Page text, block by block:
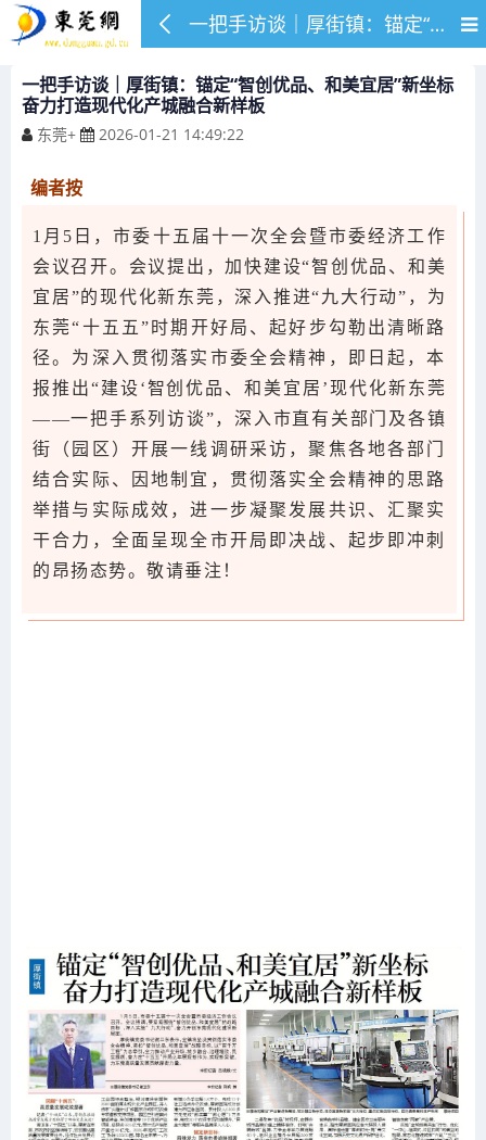
一把手访谈｜厚街镇：锚定“智创优品、和美宜居”新坐标 奋力打造现代化产城融合新样板
一把手访谈｜厚街镇：锚定“智创优品、和美宜居”新坐标
奋力打造现代化产城融合新样板
东莞+ 2026-01-21 14:49:22
编者按
1月5日，市委十五届十一次全会暨市委经济工作
会议召开。会议提出，加快建设“智创优品、和美
宜居”的现代化新东莞，深入推进“九大行动”，为
东莞“十五五”时期开好局、起好步勾勒出清晰路
径。为深入贯彻落实市委全会精神，即日起，本
报推出“建设‘智创优品、和美宜居’现代化新东莞
——一把手系列访谈”，深入市直有关部门及各镇
街（园区）开展一线调研采访，聚焦各地各部门
结合实际、因地制宜，贯彻落实全会精神的思路
举措与实际成效，进一步凝聚发展共识、汇聚实
干合力，全面呈现全市开局即决战、起步即冲刺
的昂扬态势。敬请垂注！